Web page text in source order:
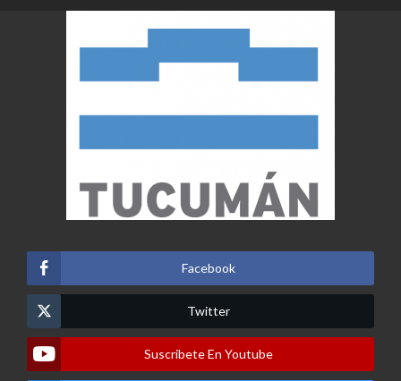
Facebook
Twitter
Suscribete En Youtube